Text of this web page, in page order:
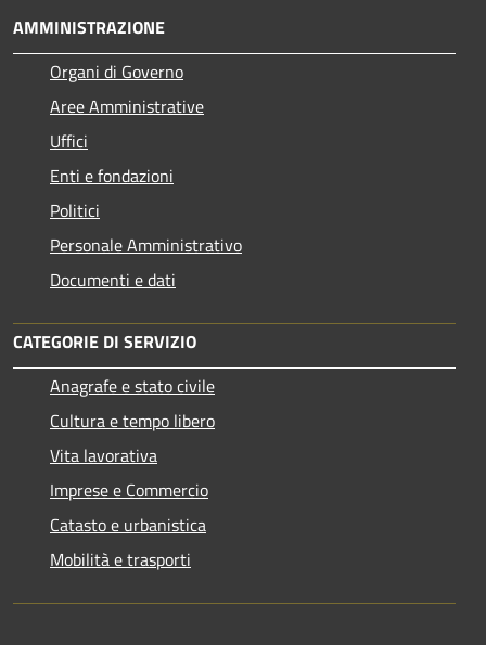
AMMINISTRAZIONE
Organi di Governo
Aree Amministrative
Uffici
Enti e fondazioni
Politici
Personale Amministrativo
Documenti e dati
CATEGORIE DI SERVIZIO
Anagrafe e stato civile
Cultura e tempo libero
Vita lavorativa
Imprese e Commercio
Catasto e urbanistica
Mobilità e trasporti